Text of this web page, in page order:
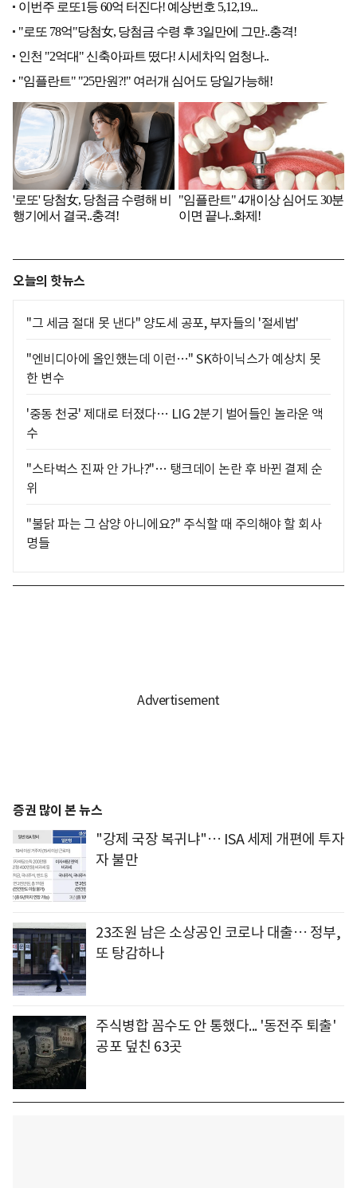
오늘의 핫뉴스
"그 세금 절대 못 낸다" 양도세 공포, 부자들의 '절세법'
"엔비디아에 올인했는데 이런…" SK하이닉스가 예상치 못
한 변수
'중동 천궁' 제대로 터졌다… LIG 2분기 벌어들인 놀라운 액
수
"스타벅스 진짜 안 가나?"… 탱크데이 논란 후 바뀐 결제 순
위
"불닭 파는 그 삼양 아니에요?" 주식할 때 주의해야 할 회사
명들
증권 많이 본 뉴스
"강제 국장 복귀냐"… ISA 세제 개편에 투자
자 불만
23조원 남은 소상공인 코로나 대출… 정부,
또 탕감하나
주식병합 꼼수도 안 통했다... '동전주 퇴출'
공포 덮친 63곳